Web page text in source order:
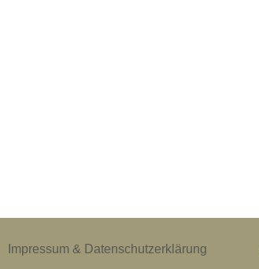
Impressum & Datenschutzerklärung